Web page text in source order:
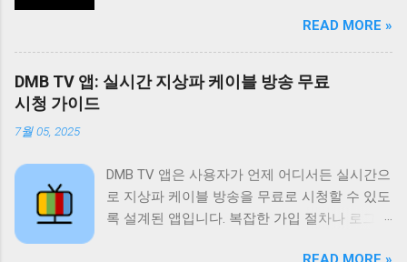
그램을 언제든지 다시 볼 수 있도록 제공합니다.
또한 즐겨찾기 기능을 통해 자주 시청하는 채널
이나 프로그램을 쉽게 접근할 수 있도록 돕고 검
적으로 업데이트와 개선을 진행하고 있습니다.
티비위키는 무료로 제공되는 다양한 콘텐츠 외
에도 사용자에게 최적화된 시청 환경을 제공하
기 위해 노력합니다. 사용자 인터페이스는 직관
적이고 사용하기 쉽게 설계되어 있으며 다양한
드라마 예능 스포츠 뉴스 등 다양한 장르의 콘텐
츠를 제공하여 사용자들의 폭넓은 취향을 만족
시키고 있습니다. 이 앱의 가장 큰 장점은 무료
라는 점입니다. 별도의 회원가입이나 결제 없이
방송 시청 기능은 물론 다시보기 기능도 제공하
여 놓친 방송을 언제든지 다시 볼 수 있습니다.
왕티비 다시보기는 사용자들에게 다양한 엔터
READ MORE »
DMB TV 앱: 실시간 지상파 케이블 방송 무료
시청 가이드
7월 05, 2025
DMB TV 앱은 사용자가 언제 어디서든 실시간으
로 지상파 케이블 방송을 무료로 시청할 수 있도
록 설계된 앱입니다. 복잡한 가입 절차나 로그인